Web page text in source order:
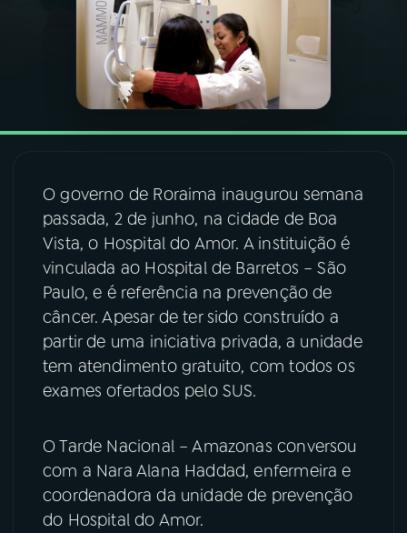
PODCASTS
VIDEOCASTS
08FESTIVAL DE MÚSICA
ACOMPANHE A RÁDIO NACIONAL
YouTube Facebook
Instagram X
O governo de Roraima inaugurou semana
passada, 2 de junho, na cidade de Boa
Vista, o Hospital do Amor. A instituição é
vinculada ao Hospital de Barretos – São
Paulo, e é referência na prevenção de
câncer. Apesar de ter sido construído a
partir de uma iniciativa privada, a unidade
tem atendimento gratuito, com todos os
exames ofertados pelo SUS.
O Tarde Nacional – Amazonas conversou
com a Nara Alana Haddad, enfermeira e
coordenadora da unidade de prevenção
do Hospital do Amor.